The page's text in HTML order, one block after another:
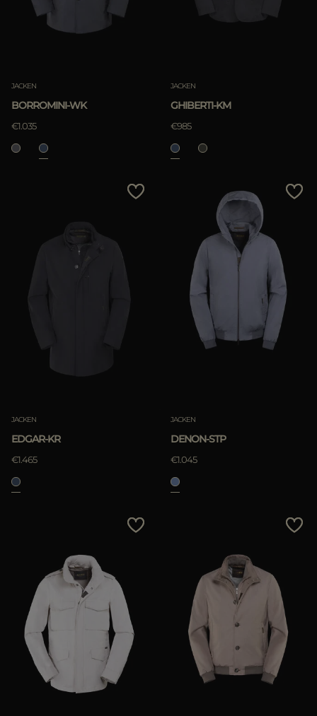
JACKEN
BORROMINI-WK
€1.035
JACKEN
GHIBERTI-KM
€985
JACKEN
EDGAR-KR
€1.465
JACKEN
DENON-STP
€1.045